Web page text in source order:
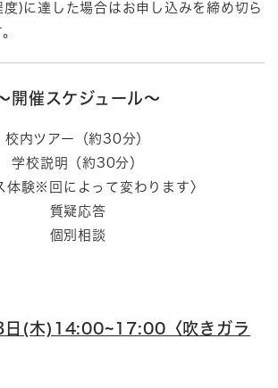
度)に達した場合はお申し込みを締め切ら
開催スケジュール～
校内ツアー（約30分）
学校説明（約30分）
体験※回によって変わります〉
質疑応答
個別相談
(木)14:00~17:00〈吹きガラ